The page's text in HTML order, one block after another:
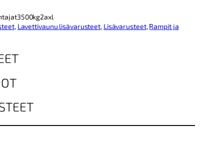
, Lavettivaunu lisävarusteet, Lisävarusteet, Rampit ja